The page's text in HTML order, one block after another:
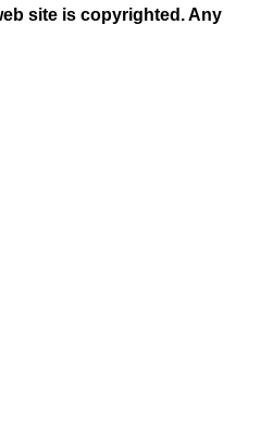
site is copyrighted. Any